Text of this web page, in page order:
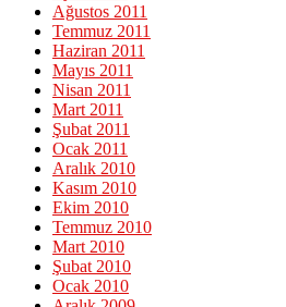
Ağustos 2011
Temmuz 2011
Haziran 2011
Mayıs 2011
Nisan 2011
Mart 2011
Şubat 2011
Ocak 2011
Aralık 2010
Kasım 2010
Ekim 2010
Temmuz 2010
Mart 2010
Şubat 2010
Ocak 2010